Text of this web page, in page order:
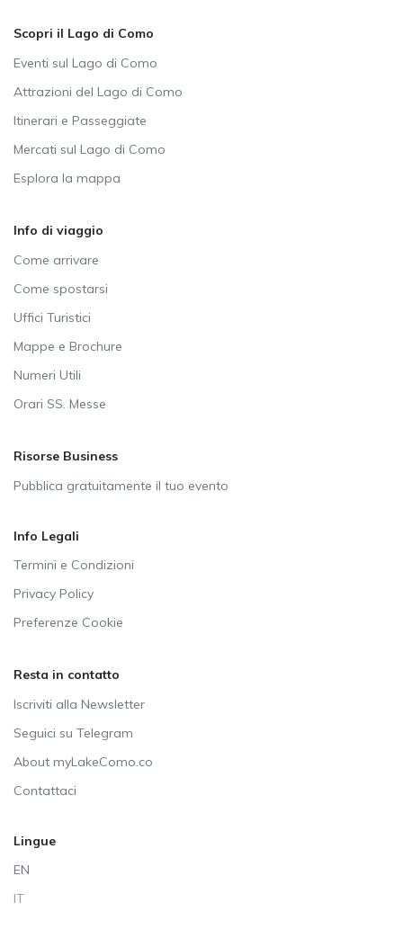
Scopri il Lago di Como
Eventi sul Lago di Como
Attrazioni del Lago di Como
Itinerari e Passeggiate
Mercati sul Lago di Como
Esplora la mappa
Info di viaggio
Come arrivare
Come spostarsi
Uffici Turistici
Mappe e Brochure
Numeri Utili
Orari SS. Messe
Risorse Business
Pubblica gratuitamente il tuo evento
Info Legali
Termini e Condizioni
Privacy Policy
Preferenze Cookie
Resta in contatto
Iscriviti alla Newsletter
Seguici su Telegram
About myLakeComo.co
Contattaci
Lingue
EN
IT